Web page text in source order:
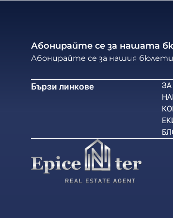
Абонирайте се за нашата
Абонирайте се за нашия
Бързи линкове